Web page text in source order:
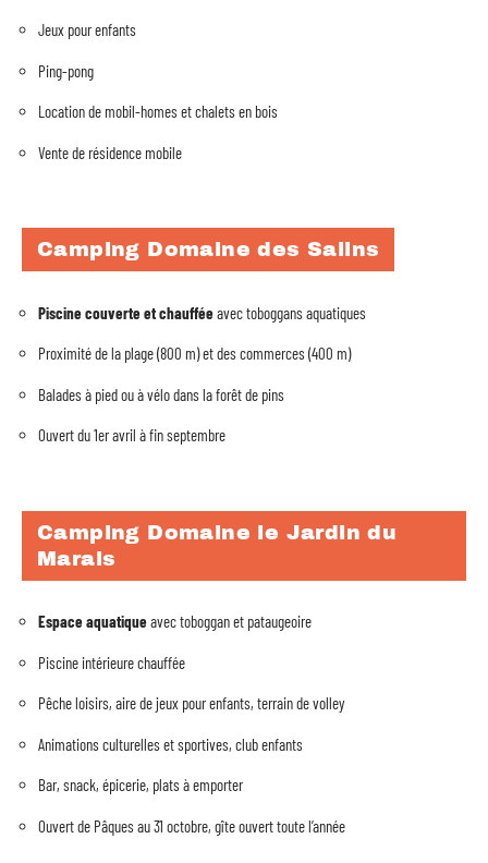
Jeux pour enfants
Ping-pong
Location de mobil-homes et chalets en bois
Vente de résidence mobile
Camping Domaine des Salins
Piscine couverte et chaufféeavec toboggans aquatiques
Proximité de la plage (800 m) et des commerces (400 m)
Balades à pied ou à vélo dans la forêt de pins
Ouvert du 1er avril à fin septembre
Camping Domaine le Jardin du
Marais
Espace aquatiqueavec toboggan et pataugeoire
Piscine intérieure chauffée
Pêche loisirs, aire de jeux pour enfants, terrain de volley
Animations culturelles et sportives, club enfants
Bar, snack, épicerie, plats à emporter
Ouvert de Pâques au 31 octobre, gîte ouvert toute l’année